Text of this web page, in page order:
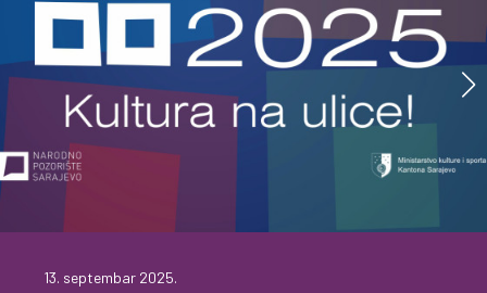
13. septembar 2025.